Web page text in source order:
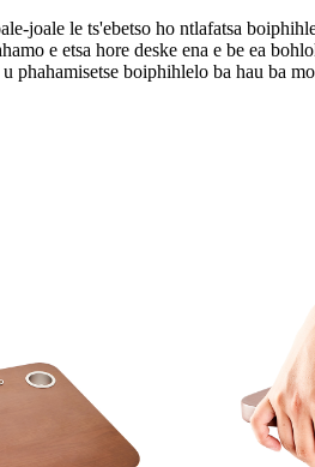
joale le ts'ebetso ho ntlafatsa
e etsa hore deske ena e be ea
boiphihlelo ba hau ba